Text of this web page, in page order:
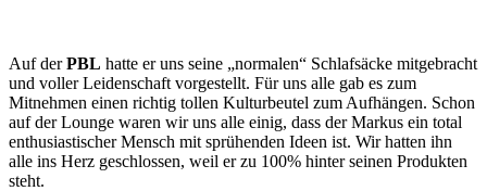
Auf derPBL hatte er uns seine „normalen“ Schlafsäcke mitgebracht
und voller Leidenschaft vorgestellt. Für uns alle gab es zum
Mitnehmen einen richtig tollen Kulturbeutel zum Aufhängen. Schon
auf der Lounge waren wir uns alle einig, dass der Markus ein total
enthusiastischer Mensch mit sprühenden Ideen ist. Wir hatten ihn
alle ins Herz geschlossen, weil er zu 100% hinter seinen Produkten
steht.